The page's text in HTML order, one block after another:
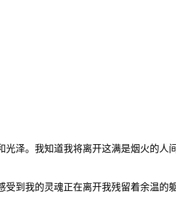
泽。我知道我将离开这满是烟火的
到我的灵魂正在离开我残留着余温的